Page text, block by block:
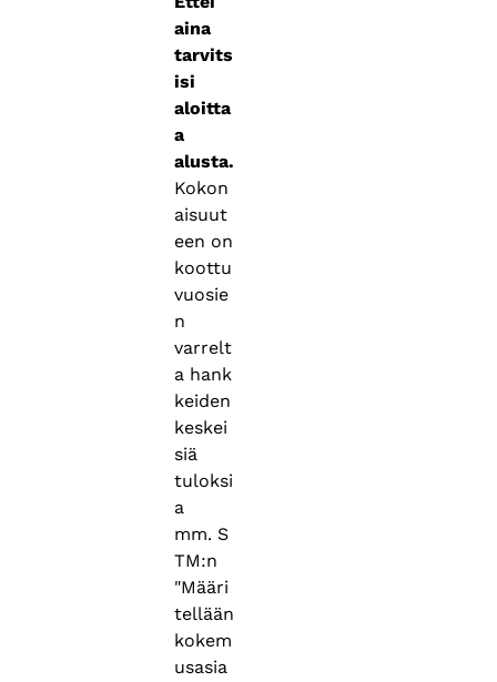
aina
tarvits
isi
aloitta
a
alusta.
Kokon
aisuut
een on
koottu
vuosie
n
varrelt
a hank
keiden
keskei
siä
tuloksi
a
mm. S
TM:n
"Määri
tellään
kokem
usasia